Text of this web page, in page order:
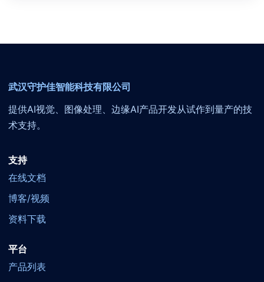
武汉守护佳智能科技有限公司
提供AI视觉、图像处理、边缘AI产品开发从试作到量产的技
术支持。
支持
在线文档
博客/视频
资料下载
平台
产品列表